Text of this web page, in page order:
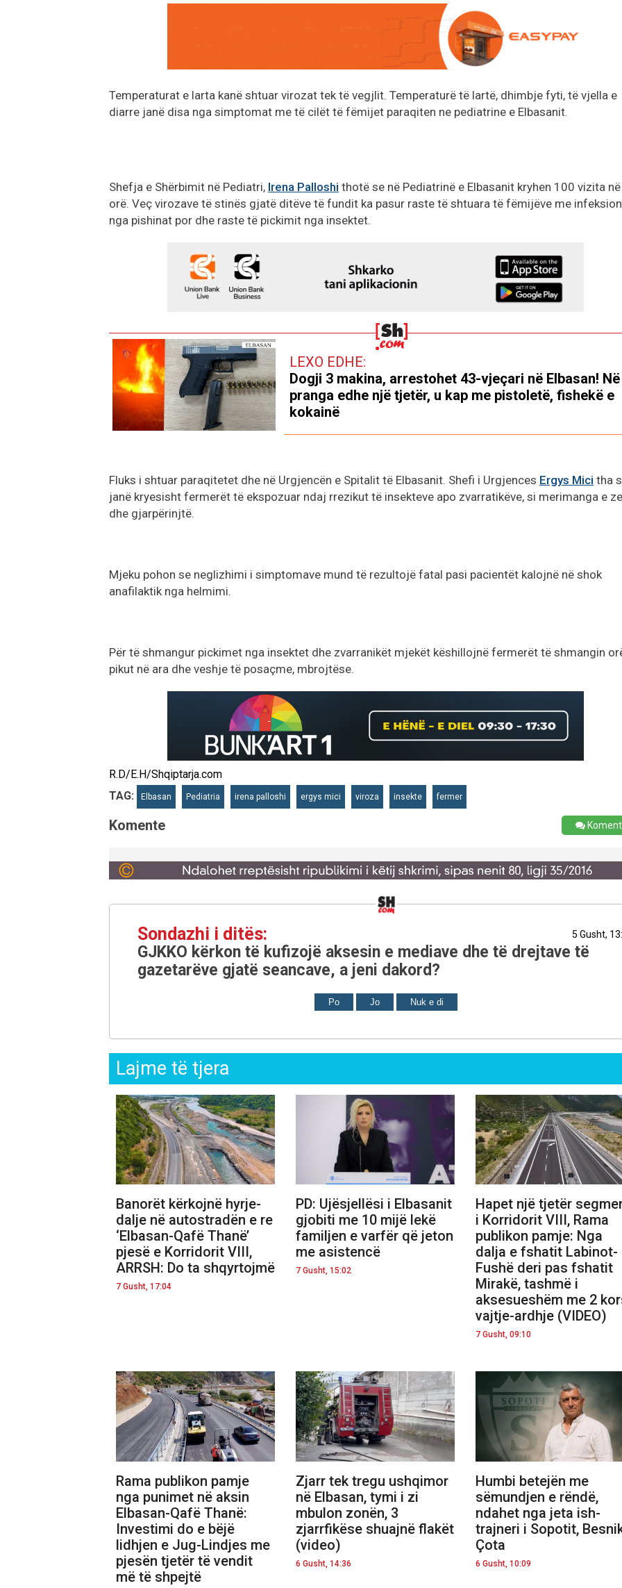
Temperaturat e larta kanë shtuar virozat tek të vegjlit. Temperaturë të lartë, dhimbje fyti, të vjella e
diarre janë disa nga simptomat me të cilët të fëmijet paraqiten ne pediatrine e Elbasanit.
Shefja e Shërbimit në Pediatri, Irena Palloshi thotë se në Pediatrinë e Elbasanit kryhen 100 vizita
orë. Veç virozave të stinës gjatë ditëve të fundit ka pasur raste të shtuara të fëmijëve me
nga pishinat por dhe raste të pickimit nga insektet.
LEXO EDHE:
Dogji 3 makina, arrestohet 43-vjeçari në Elbasan! Në
pranga edhe një tjetër, u kap me pistoletë, fishekë e
kokainë
Fluks i shtuar paraqitetet dhe në Urgjencën e Spitalit të Elbasanit. Shefi i Urgjences Ergys Mici tha
janë kryesisht fermerët të ekspozuar ndaj rrezikut të insekteve apo zvarratikëve, si merimanga e
dhe gjarpërinjtë.
Mjeku pohon se neglizhimi i simptomave mund të rezultojë fatal pasi pacientët kalojnë në shok
anafilaktik nga helmimi.
Për të shmangur pickimet nga insektet dhe zvarranikët mjekët këshillojnë fermerët të shmangin
pikut në ara dhe veshje të posaçme, mbrojtëse.
R.D/E.H/Shqiptarja.com
TAG:
Elbasan Pediatria irena palloshi ergys mici viroza insekte fermer
Komente
Sondazhi i ditës: 5 Gusht,
GJKKO kërkon të kufizojë aksesin e mediave dhe të drejtave të
gazetarëve gjatë seancave, a jeni dakord?
Po Jo Nuk e di
Lajme të tjera
Banorët kërkojnë hyrje-
dalje në autostradën e re
‘Elbasan-Qafë Thanë’
pjesë e Korridorit VIII,
ARRSH: Do ta shqyrtojmë
7 Gusht, 17:04
PD: Ujësjellësi i Elbasanit
gjobiti me 10 mijë lekë
familjen e varfër që jeton
me asistencë
7 Gusht, 15:02
Hapet një tjetër
i Korridorit VIII, Rama
publikon pamje: Nga
dalja e fshatit Labinot-
Fushë deri pas fshatit
Mirakë, tashmë i
aksesueshëm me 2
vajtje-ardhje (VIDEO)
7 Gusht, 09:10
Rama publikon pamje
nga punimet në aksin
Elbasan-Qafë Thanë:
Investimi do e bëjë
lidhjen e Jug-Lindjes me
pjesën tjetër të vendit
më të shpejtë
Zjarr tek tregu ushqimor
në Elbasan, tymi i zi
mbulon zonën, 3
zjarrfikëse shuajnë flakët
(video)
6 Gusht, 14:36
Humbi betejën me
sëmundjen e rëndë,
ndahet nga jeta ish-
trajneri i Sopotit,
Çota
6 Gusht, 10:09